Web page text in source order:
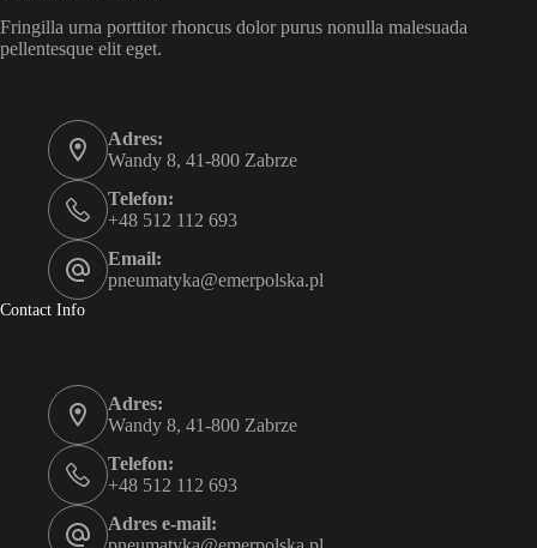
Fringilla urna porttitor rhoncus dolor purus nonulla malesuada
pellentesque elit eget.
Adres:
Wandy 8, 41-800 Zabrze
Telefon:
+48 512 112 693
Email:
pneumatyka@emerpolska.pl
Contact Info
Adres:
Wandy 8, 41-800 Zabrze
Telefon:
+48 512 112 693
Adres e-mail: